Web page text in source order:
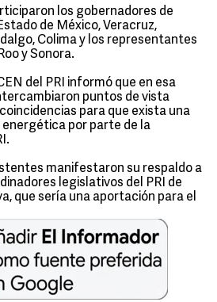
los gobernadores de
de México, Veracruz,
Colima y los representantes
y Sonora.
del PRI informó que en esa
puntos de vista
para que exista una
por parte de la
manifestaron su respaldo a
legislativos del PRI de
que sería una aportación para el